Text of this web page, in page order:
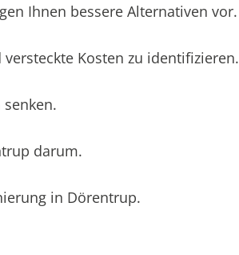
Ihnen bessere Alternativen vor.
Kosten zu identifizieren.
darum.
in Dörentrup.